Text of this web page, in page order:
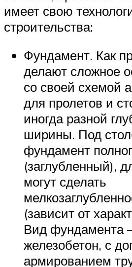
имеет свою
строительства:
Фундамент. Как
делают сложное
со своей схемой
для пролетов и
иногда разной
ширины. Под
фундамент
(заглубленный),
могут сделать
(зависит от
Вид фундамента
железобетон, с
армированием